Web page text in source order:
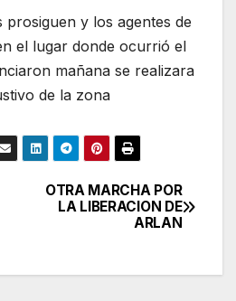
prosiguen y los agentes de
el lugar donde ocurrió el
mañana se realizara
de la zona
OTRA MARCHA POR
LA LIBERACION DE
ARLAN